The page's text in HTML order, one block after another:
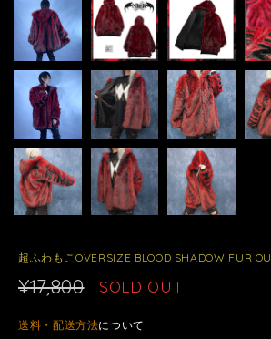
超ふわもこOVERSIZE BLOOD SHADOW FUR
¥17,800 SOLD OUT
送料・配送方法について